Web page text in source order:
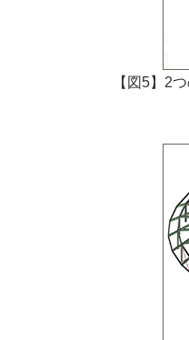
【図5】2